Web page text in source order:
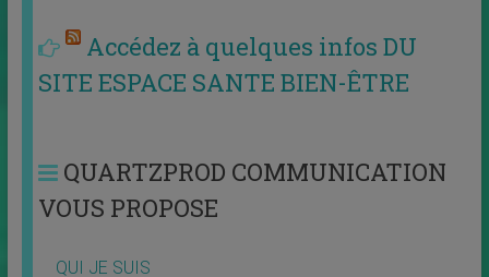
Accédez à quelques infos DU
SITE ESPACE SANTE BIEN-ÊTRE
QUARTZPROD COMMUNICATION
VOUS PROPOSE
QUI JE SUIS